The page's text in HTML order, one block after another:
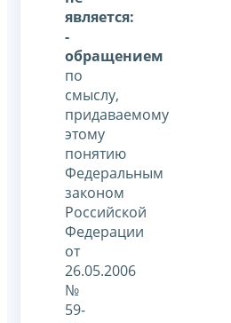
является:
-
обращением
по
смыслу,
придаваемому
этому
понятию
Федеральным
законом
Российской
Федерации
от
26.05.2006
№
59-